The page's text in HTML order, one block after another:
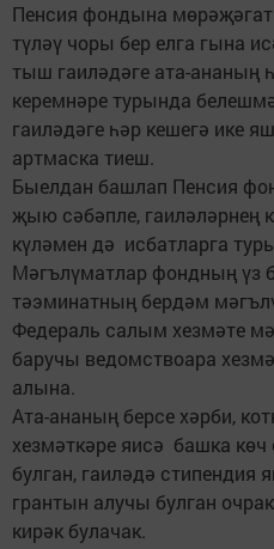
Пенсия фондына
түләү чоры бер елга гына
тыш гаиләдәге ата-ананың
керемнәре турында
гаиләдәге һәр кешегә ике
артмаска тиеш.
Быелдан башлап Пенсия
җыю сәбәпле, гаиләләрнең
күләмен дә исбатларга
Мәгълүматлар фондның үз
тәэминатның бердәм
Федераль салым хезмәте
баручы ведомствоара
алына.
Ата-ананың берсе хәрби,
хезмәткәре яисә башка көч
булган, гаиләдә стипендия
грантын алучы булган
кирәк булачак.